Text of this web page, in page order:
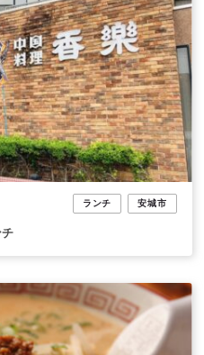
ランチ 安城市